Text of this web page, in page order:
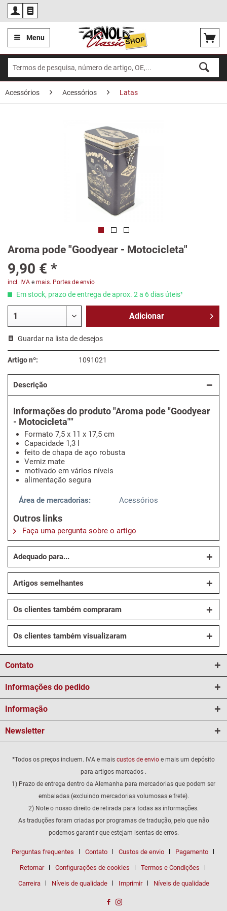
Menu
Acessórios Acessórios Latas
Aroma pode "Goodyear - Motocicleta"
9,90 € *
incl. IVA e mais. Portes de envio
Em stock, prazo de entrega de aprox. 2 a 6 dias úteis¹
Adicionar
Guardar na lista de desejos
Artigo nº: 1091021
Descrição
Informações do produto "Aroma pode "Goodyear
- Motocicleta""
Formato 7,5 x 11 x 17,5 cm
Capacidade 1,3 l
feito de chapa de aço robusta
Verniz mate
motivado em vários níveis
alimentação segura
Área de mercadorias: Acessórios
Outros links
Faça uma pergunta sobre o artigo
Adequado para...
Artigos semelhantes
Os clientes também compraram
Os clientes também visualizaram
Contato
Informações do pedido
Informação
Newsletter
*Todos os preços incluem. IVA e mais custos de envio e mais um depósito
para artigos marcados .
1) Prazo de entrega dentro da Alemanha para mercadorias que podem ser
embaladas (excluindo mercadorias volumosas e frete).
2) Note o nosso direito de retirada para todas as informações.
As traduções foram criadas por programas de tradução, pelo que não
podemos garantir que estejam isentas de erros.
Perguntas frequentes Contato Custos de envio Pagamento
Retornar Configurações de cookies Termos e Condições
Carreira Níveis de qualidade Imprimir Níveis de qualidade